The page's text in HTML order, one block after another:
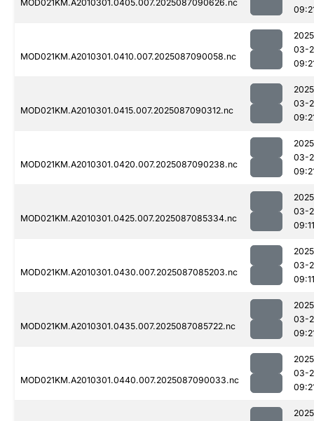
MOD021KM.A2010301.0405.007.2025087090626.nc
MOD021KM.A2010301.0410.007.2025087090058.nc
03-
MOD021KM.A2010301.0415.007.2025087090312.nc
03-
MOD021KM.A2010301.0420.007.2025087090238.nc
03-
MOD021KM.A2010301.0425.007.2025087085334.nc
03-
09:11
MOD021KM.A2010301.0430.007.2025087085203.nc
03-
09:11
MOD021KM.A2010301.0435.007.2025087085722.nc
03-
MOD021KM.A2010301.0440.007.2025087090033.nc
03-